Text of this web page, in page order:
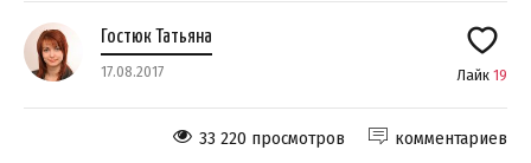
Гостюк Татьяна
17.08.2017 Лайк 19
комментариев
33 220 просмотров